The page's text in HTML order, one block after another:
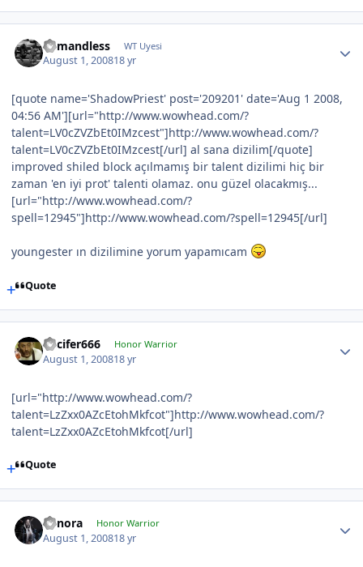
demandless WT Uyesi
August 1, 200818 yr
[quote name='ShadowPriest' post='209201' date='Aug 1 2008,
04:56 AM'][url="http://www.wowhead.com/?
talent=LV0cZVZbEt0IMzcest"]http://www.wowhead.com/?
talent=LV0cZVZbEt0IMzcest[/url] al sana dizilim[/quote]
improved shiled block açılmamış bir talent dizilimi hiç bir
zaman 'en iyi prot' talenti olamaz. onu güzel olacakmış...
[url="http://www.wowhead.com/?
spell=12945"]http://www.wowhead.com/?spell=12945[/url]
youngester ın dizilimine yorum yapamıcam
Quote
Lucifer666 Honor Warrior
August 1, 200818 yr
[url="http://www.wowhead.com/?
talent=LzZxx0AZcEtohMkfcot"]http://www.wowhead.com/?
talent=LzZxx0AZcEtohMkfcot[/url]
Quote
Cynora Honor Warrior
August 1, 200818 yr